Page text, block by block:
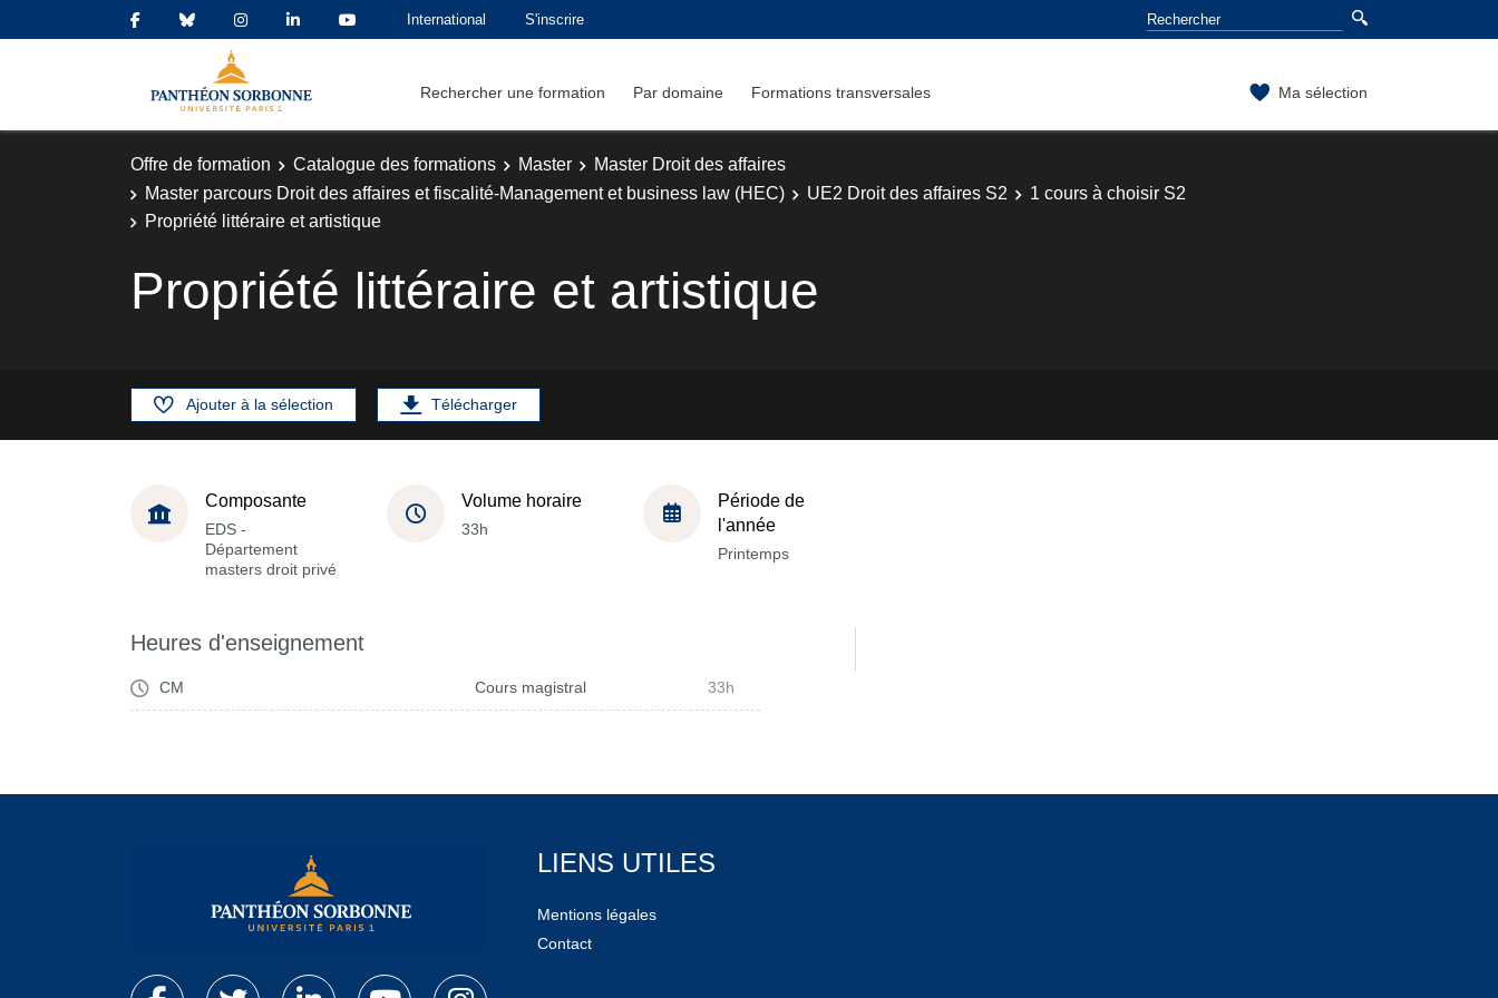
International S'inscrire
Rechercher une formation Par domaine Formations transversales Ma sélection
Offre de formation Catalogue des formations Master
Master Droit des affaires
Master parcours Droit des affaires et fiscalité-Management et business law (HEC)
UE2 Droit des affaires S2
1 cours à choisir S2
Propriété littéraire et artistique
Propriété littéraire et artistique
Ajouter à la sélection Télécharger
Composante
EDS -
Département
masters droit privé
Volume horaire
33h
Période de
l'année
Printemps
Heures d'enseignement
CM Cours magistral 33h
LIENS UTILES
Mentions légales
Contact